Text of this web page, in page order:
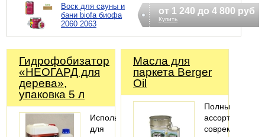
Воск для сауны и
бани biofa биофа
2060 2063
от 1 240 до 4 800 руб
Купить
Гидрофобизатор
«НЕОГАРД для
дерева»,
упаковка 5 л
Используется
для
Масла для
паркета Berger
Oil
Полный
ассортимент
современных